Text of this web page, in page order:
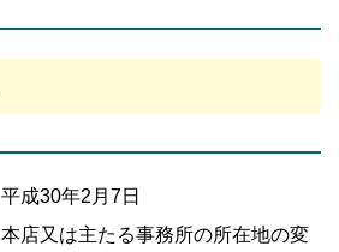
平成30年2月7日
本店又は主たる事務所の所在地の変